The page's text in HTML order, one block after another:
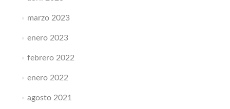
marzo 2023
enero 2023
febrero 2022
enero 2022
agosto 2021